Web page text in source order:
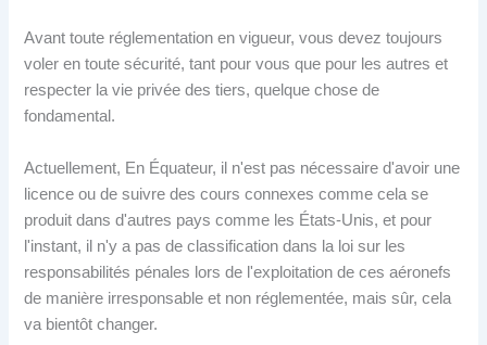
Avant toute réglementation en vigueur, vous devez toujours
voler en toute sécurité, tant pour vous que pour les autres et
respecter la vie privée des tiers, quelque chose de
fondamental.
Actuellement, En Équateur, il n'est pas nécessaire d'avoir une
licence ou de suivre des cours connexes comme cela se
produit dans d'autres pays comme les États-Unis, et pour
l'instant, il n'y a pas de classification dans la loi sur les
responsabilités pénales lors de l'exploitation de ces aéronefs
de manière irresponsable et non réglementée, mais sûr, cela
va bientôt changer.